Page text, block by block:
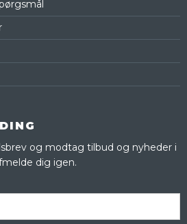
og modtag tilbud og nyheder i
dig igen.